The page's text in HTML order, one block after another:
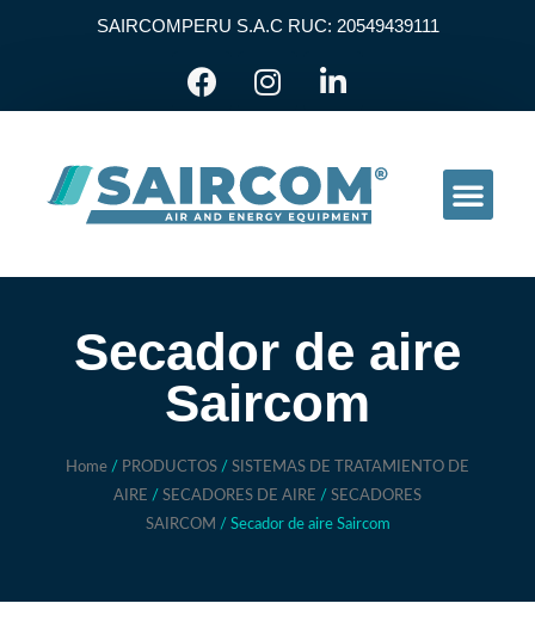
SAIRCOMPERU S.A.C RUC: 20549439111
Secador de aire
Saircom
Home / PRODUCTOS / SISTEMAS DE TRATAMIENTO DE
AIRE / SECADORES DE AIRE / SECADORES
SAIRCOM / Secador de aire Saircom